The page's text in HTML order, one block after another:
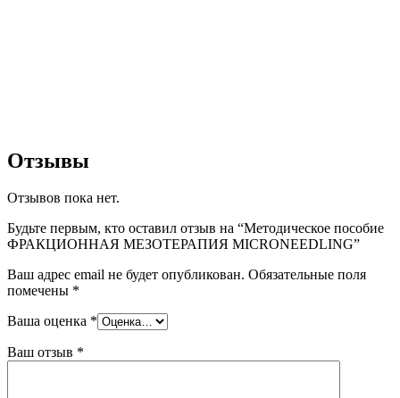
Отзывы
Отзывов пока нет.
Будьте первым, кто оставил отзыв на “Методическое пособие
ФРАКЦИОННАЯ МЕЗОТЕРАПИЯ MICRONEEDLING”
Ваш адрес email не будет опубликован. Обязательные поля
помечены *
Ваша оценка *
Ваш отзыв *